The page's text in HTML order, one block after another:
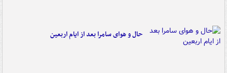
حال و هوای سامرا بعد از ایام اربعین